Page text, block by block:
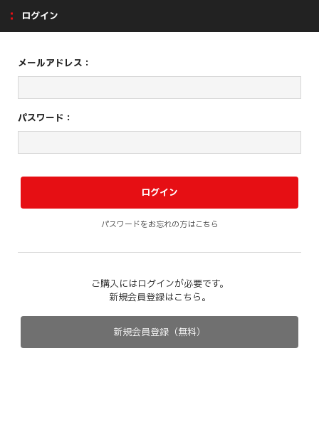
ログイン
メールアドレス：
パスワード：
パスワードをお忘れの方はこちら
ご購入にはログインが必要です。
新規会員登録はこちら。